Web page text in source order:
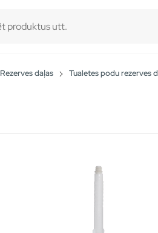
Rezerves daļas Tualetes podu rezerves